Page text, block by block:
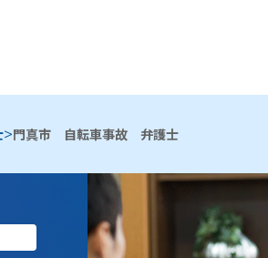
>門真市 自転車事故 弁護士